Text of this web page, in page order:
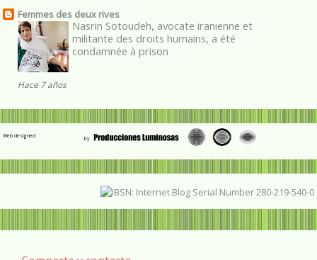
Femmes des deux rives
Nasrin Sotoudeh, avocate iranienne et
militante des droits humains, a été
condamnée à prison
Hace 7 años
Web designed